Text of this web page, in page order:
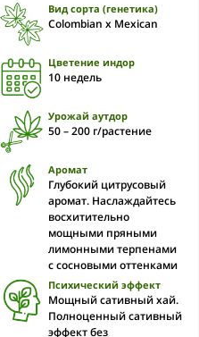
Вид сорта (генетика)
Colombian x Mexican
Цветение индор
10 недель
Урожай аутдор
50 – 200 г/растение
Аромат
Глубокий цитрусовый
аромат. Наслаждайтесь
восхитительно
мощными пряными
лимонными терпенами
с сосновыми оттенками
Психический эффект
Мощный сативный хай.
Полноценный сативный
эффект без